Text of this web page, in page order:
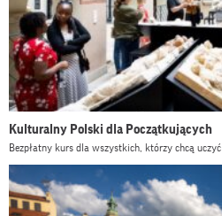
Kulturalny Polski dla Początkujących
Bezpłatny kurs dla wszystkich, którzy chcą